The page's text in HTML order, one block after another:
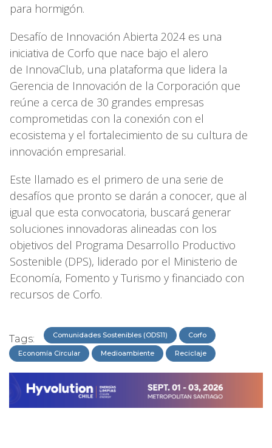
para hormigón.
Desafío de Innovación Abierta 2024 es una
iniciativa de Corfo que nace bajo el alero
de InnovaClub, una plataforma que lidera la
Gerencia de Innovación de la Corporación que
reúne a cerca de 30 grandes empresas
comprometidas con la conexión con el
ecosistema y el fortalecimiento de su cultura de
innovación empresarial.
Este llamado es el primero de una serie de
desafíos que pronto se darán a conocer, que al
igual que esta convocatoria, buscará generar
soluciones innovadoras alineadas con los
objetivos del Programa Desarrollo Productivo
Sostenible (DPS), liderado por el Ministerio de
Economía, Fomento y Turismo y financiado con
recursos de Corfo.
Tags: Comunidades Sostenibles (ODS11) Corfo
Economía Circular Medioambiente Reciclaje